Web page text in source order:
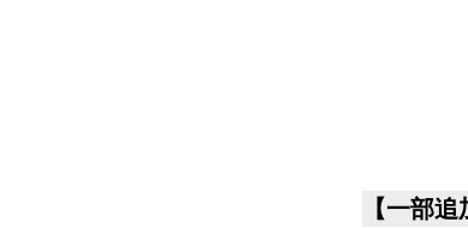
【一部